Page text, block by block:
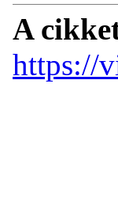
A
https://